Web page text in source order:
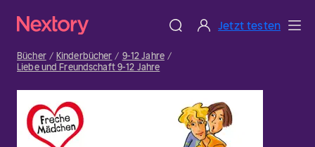
Jetzt testen
Bücher Kinderbücher
9-12 Jahre
Liebe und Freundschaft 9-12 Jahre